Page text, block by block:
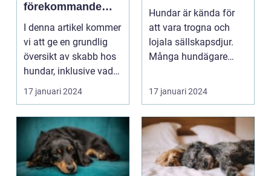
förekommande
parasitinfektion
som kan vara
mycket besvärlig
och obehaglig för
både hundägare
och deras fyrbenta
vänner
I denna artikel kommer
vi att ge en grundlig
översikt av skabb hos
hundar, inklusive vad
det är, vil...
17 januari 2024
Hundar är kända för
att vara trogna och
lojala sällskapsdjur.
Många hundägare
komm...
17 januari 2024